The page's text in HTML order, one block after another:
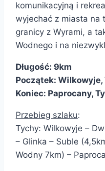
komunikacyjną i
wyjechać z miasta na
granicy z Wyrami, a
Wodnego i na
Długość: 9km
Początek: Wilkowyje,
Koniec: Paprocany,
Przebieg szlaku:
Tychy: Wilkowyje –
– Glinka – Suble
Wodny 7km) –